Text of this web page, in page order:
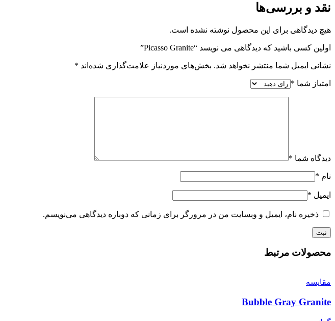
نقد و بررسی‌ها
هیچ دیدگاهی برای این محصول نوشته نشده است.
اولین کسی باشید که دیدگاهی می نویسد “Picasso Granite”
نشانی ایمیل شما منتشر نخواهد شد. بخش‌های موردنیاز علامت‌گذاری شده‌اند *
امتیاز شما *
دیدگاه شما *
نام *
ایمیل *
ذخیره نام، ایمیل و وبسایت من در مرورگر برای زمانی که دوباره دیدگاهی می‌نویسم.
محصولات مرتبط
مقایسه
Bubble Gray Granite